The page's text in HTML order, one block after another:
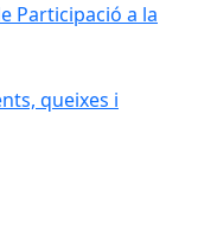
Participació a la
queixes i